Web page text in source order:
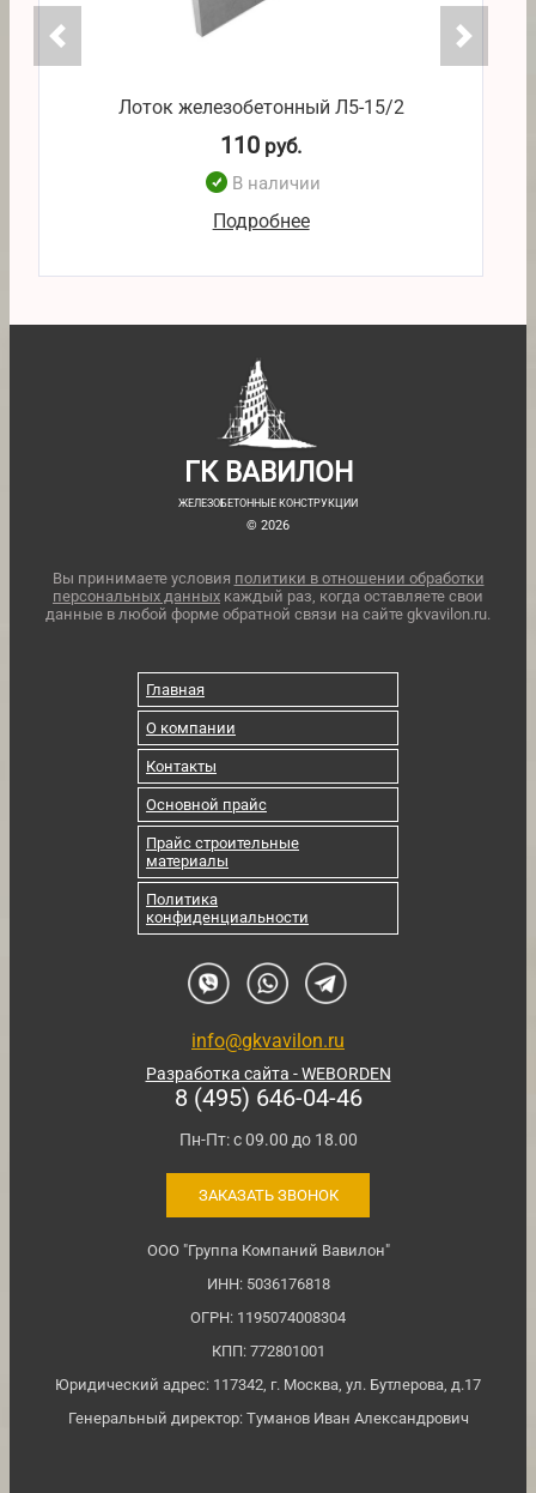
Лоток железобетонный Л5-15/2
110 руб.
В наличии
Подробнее
ГК ВАВИЛОН
ЖЕЛЕЗОБЕТОННЫЕ КОНСТРУКЦИИ
© 2026
Вы принимаете условия политики в отношении обработки
персональных данных каждый раз, когда оставляете свои
данные в любой форме обратной связи на сайте gkvavilon.ru.
Главная
О компании
Контакты
Основной прайс
Прайс строительные
материалы
Политика
конфиденциальности
info@gkvavilon.ru
Разработка сайта - WEBORDEN
8 (495) 646-04-46
Пн-Пт: с 09.00 до 18.00
ЗАКАЗАТЬ ЗВОНОК
ООО "Группа Компаний Вавилон"
ИНН: 5036176818
ОГРН: 1195074008304
КПП: 772801001
Юридический адрес: 117342, г. Москва, ул. Бутлерова, д.17
Генеральный директор: Туманов Иван Александрович